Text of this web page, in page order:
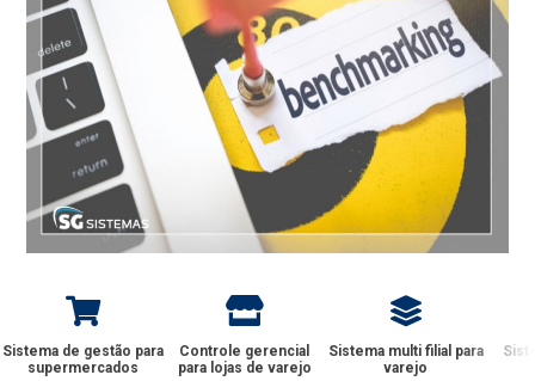
Sistema de gestão para
supermercados
Controle gerencial
para lojas de varejo
Sistema multi filial para
varejo